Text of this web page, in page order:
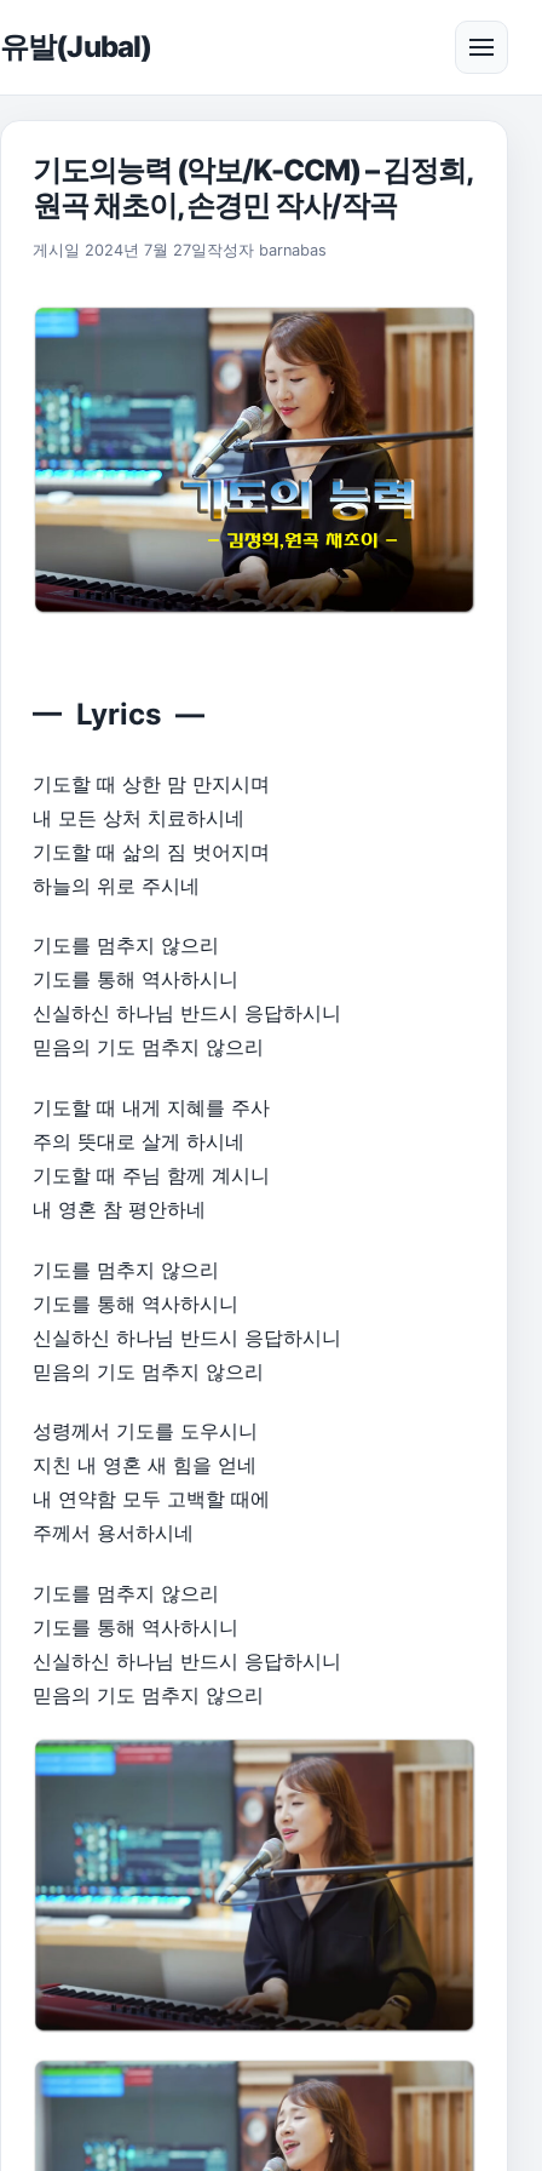
유발(Jubal) 메뉴
기도의능력 (악보/K-CCM) – 김정희,
원곡 채초이, 손경민 작사/작곡
게시일 2024년 7월 27일 2025년 11월 17일
작성자 barnabas
— Lyrics —
기도할 때 상한 맘 만지시며
내 모든 상처 치료하시네
기도할 때 삶의 짐 벗어지며
하늘의 위로 주시네
기도를 멈추지 않으리
기도를 통해 역사하시니
신실하신 하나님 반드시 응답하시니
믿음의 기도 멈추지 않으리
기도할 때 내게 지혜를 주사
주의 뜻대로 살게 하시네
기도할 때 주님 함께 계시니
내 영혼 참 평안하네
기도를 멈추지 않으리
기도를 통해 역사하시니
신실하신 하나님 반드시 응답하시니
믿음의 기도 멈추지 않으리
성령께서 기도를 도우시니
지친 내 영혼 새 힘을 얻네
내 연약함 모두 고백할 때에
주께서 용서하시네
기도를 멈추지 않으리
기도를 통해 역사하시니
신실하신 하나님 반드시 응답하시니
믿음의 기도 멈추지 않으리